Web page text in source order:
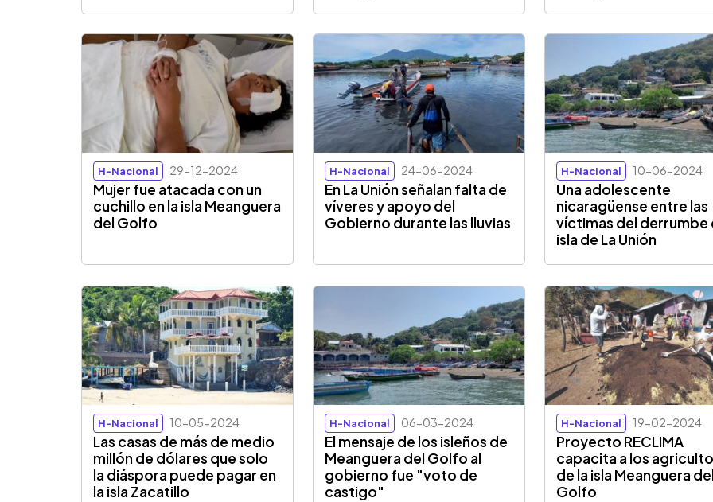
H-Nacional 29-12-2024
Mujer fue atacada con un
cuchillo en la isla Meanguera
del Golfo
H-Nacional 24-06-2024
En La Unión señalan falta de
víveres y apoyo del
Gobierno durante las lluvias
H-Nacional 10-06-2024
Una adolescente
nicaragüense entre las
víctimas del derrumbe
isla de La Unión
H-Nacional 10-05-2024
Las casas de más de medio
millón de dólares que solo
la diáspora puede pagar en
la isla Zacatillo
H-Nacional 06-03-2024
El mensaje de los isleños de
Meanguera del Golfo al
gobierno fue "voto de
castigo"
H-Nacional 19-02-2024
Proyecto RECLIMA
capacita a los
de la isla Meanguera
Golfo